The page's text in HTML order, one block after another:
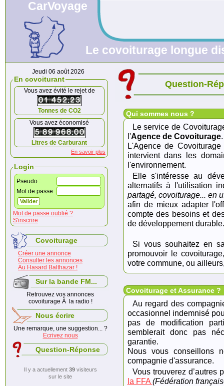
CarVoyage
Le covoiturage longue
Jeudi 06 août 2026
En covoiturant
Vous avez évité le rejet de
Tonnes de CO2
Vous avez économisé
Litres de Carburant
En savoir plus
Login
Pseudo :
Mot de passe :
Mot de passe oublié ?
S'inscrire
Covoiturage
Créer une annonce
Consulter les annonces
Au Hasard Balthazar !
Sur la bande FM...
Retrouvez vos annonces
covoiturage Ã la radio !
Nous écrire
Une remarque, une suggestion... ?
Ecrivez nous
Question-Réponse
Il y a actuellement 39visiteurs
sur le site
Question-
Qui sommes nous ?
Le service de
l'Agence de Covoiturage.
L'Agence de
intervient dans les
l'environnement.
Elle s'intéresse au
alternatifs à l'utilisation
partagé, covoiturage... en
afin de mieux adapter
compte des besoins et
de développement durable.
Si vous souhaitez en
promouvoir le
votre commune, ou
Covoiturage et Assurance ?
Au regard des
occasionnel indemnisé
pas de modification
semblerait donc pas
garantie.
Nous vous conseillons
compagnie d'assurance.
Vous trouverez d’autres
la FFA (Fédération